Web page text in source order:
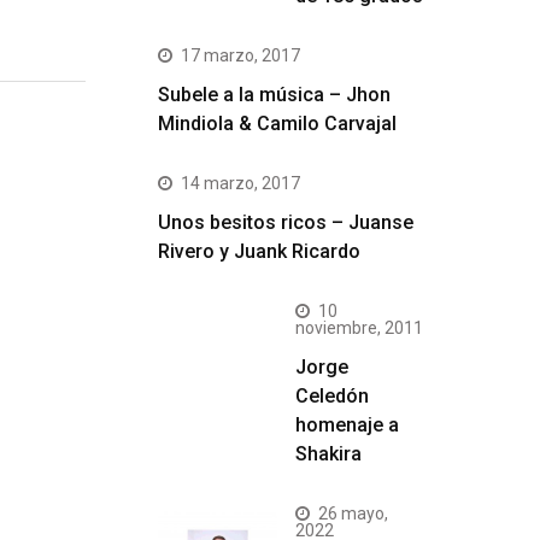
17 marzo, 2017
Subele a la música – Jhon
Mindiola & Camilo Carvajal
14 marzo, 2017
Unos besitos ricos – Juanse
Rivero y Juank Ricardo
10
noviembre, 2011
Jorge
Celedón
homenaje a
Shakira
26 mayo,
2022